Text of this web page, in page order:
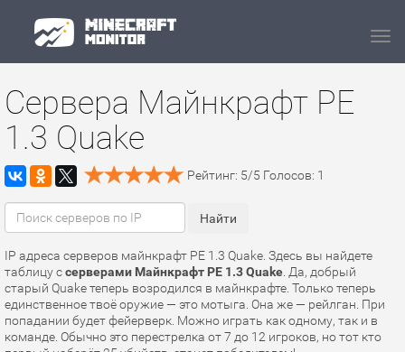
Сервера Майнкрафт PE
1.3 Quake
Рейтинг: 5/5 Голосов: 1
IP адреса серверов майнкрафт PE 1.3 Quake. Здесь вы найдете
таблицу ссерверами Майнкрафт PE 1.3 Quake . Да, добрый
старый Quake теперь возродился в майнкрафте. Только теперь
единственное твоё оружие — это мотыга. Она же — рейлган. При
попадании будет фейерверк. Можно играть как одному, так и в
команде. Обычно это перестрелка от 7 до 12 игроков, но тот кто